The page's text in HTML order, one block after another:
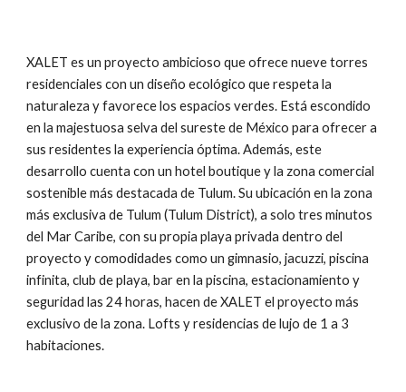
XALET es un proyecto ambicioso que ofrece nueve torres
residenciales con un diseño ecológico que respeta la
naturaleza y favorece los espacios verdes. Está escondido
en la majestuosa selva del sureste de México para ofrecer a
sus residentes la experiencia óptima. Además, este
desarrollo cuenta con un hotel boutique y la zona comercial
sostenible más destacada de Tulum. Su ubicación en la zona
más exclusiva de Tulum (Tulum District), a solo tres minutos
del Mar Caribe, con su propia playa privada dentro del
proyecto y comodidades como un gimnasio, jacuzzi, piscina
infinita, club de playa, bar en la piscina, estacionamiento y
seguridad las 24 horas, hacen de XALET el proyecto más
exclusivo de la zona. Lofts y residencias de lujo de 1 a 3
habitaciones.